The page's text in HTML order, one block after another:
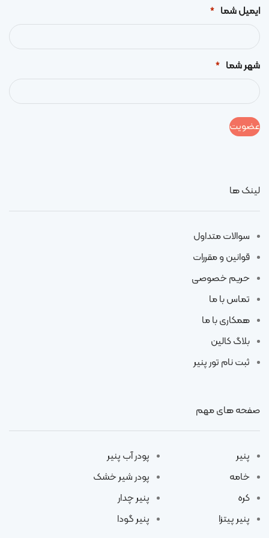
ایمیل شما *
شهر شما *
لینک ها
سوالات متداول
قوانین و مقررات
حریم خصوصی
تماس با ما
همکاری با ما
بلاگ کالین
ثبت نام تور پنیر
صفحه های مهم
پنیر
خامه
کره
پنیر پیتزا
پودر آب پنیر
پودر شیر خشک
پنیر چدار
پنیر گودا